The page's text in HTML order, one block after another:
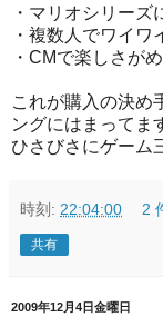
・マリオシリーズ
・複数人でワイワ
・CMで楽しさが
これが購入の決め
ングにはまってま
ひさびさにゲーム
時刻: 22:04:00 2
共有
2009年12月4日金曜日